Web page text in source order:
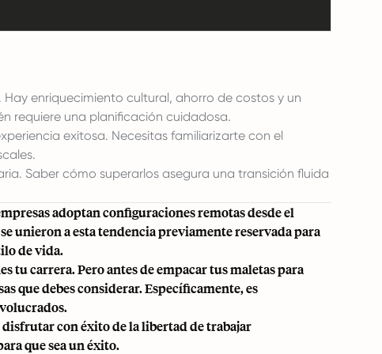
enriquecimiento cultural, ahorro de costos y un
requiere una planificación cuidadosa.
exitosa. Necesitas familiarizarte con el
Saber cómo superarlos asegura una transición fluida
adoptan configuraciones remotas desde el
unieron a esta tendencia previamente reservada para
de vida.
carrera. Pero antes de empacar tus maletas para
que debes considerar. Específicamente, es
con éxito de la libertad de trabajar
que sea un éxito.